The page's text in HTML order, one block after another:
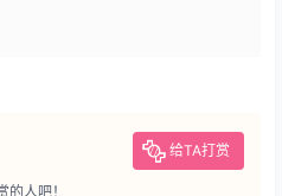
给TA打赏
人吧！